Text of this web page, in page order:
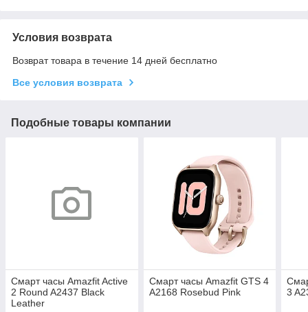
Условия возврата
Возврат товара в течение 14 дней бесплатно
Все условия возврата
Подобные товары компании
Смарт часы Amazfit Active
2 Round A2437 Black
Leather
Смарт часы Amazfit GTS 4
A2168 Rosebud Pink
3